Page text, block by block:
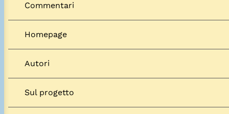
Commentari
Homepage
Autori
Sul progetto